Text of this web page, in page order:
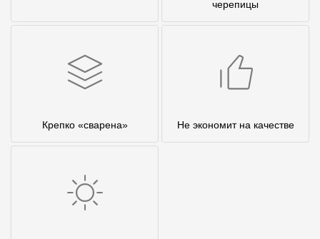
черепицы
Крепко «сварена» Не экономит на качестве